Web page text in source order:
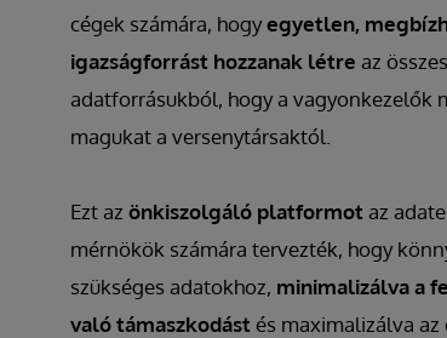
cégek számára, hogyegyetlen,
igazságforrást hozzanak létre az
adatforrásukból, hogy a vagyonkezelők
magukat a versenytársaktól.
Ezt az önkiszolgáló platformotaz
mérnökök számára tervezték, hogy
szükséges adatokhoz, minimalizálva a
való támaszkodástés maximalizálva